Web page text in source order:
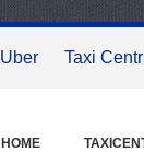
Uber Taxi
HOME